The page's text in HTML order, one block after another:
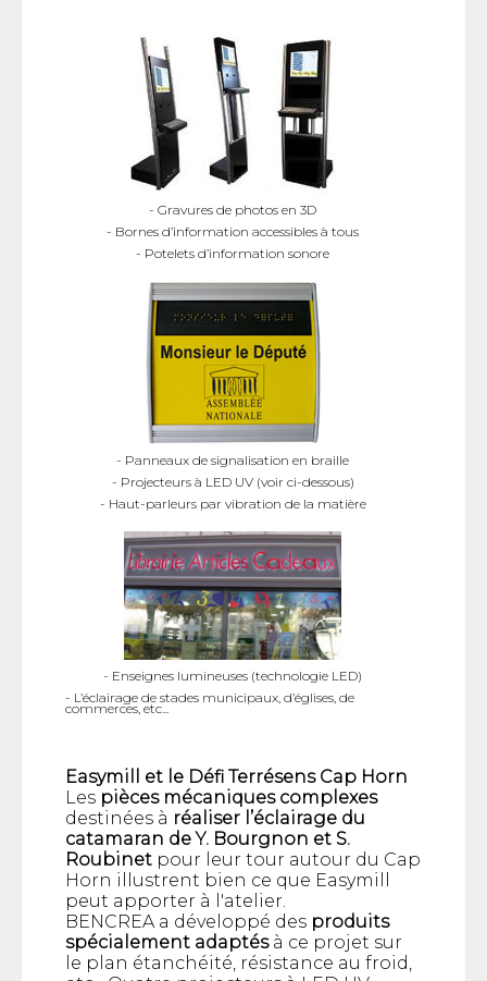
- Gravures de photos en 3D
- Bornes d’information accessibles à tous
- Potelets d’information sonore
- Panneaux de signalisation en braille
- Projecteurs à LED UV (voir ci-dessous)
- Haut-parleurs par vibration de la matière
- Enseignes lumineuses (technologie LED)
- L’éclairage de stades municipaux, d’églises, de
commerces, etc...
Easymill et le Défi Terrésens Cap Horn
Les pièces mécaniques complexes
destinées à réaliser l’éclairage du
catamaran de Y. Bourgnon et S.
Roubinet pour leur tour autour du Cap
Horn illustrent bien ce que Easymill
peut apporter à l'atelier.
BENCREA a développé des produits
spécialement adaptésà ce projet sur
le plan étanchéité, résistance au froid,